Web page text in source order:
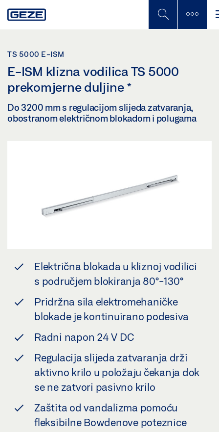
to
TS 5000 E-ISM
E-ISM klizna vodilica TS 5000
prekomjerne duljine *
Do 3200 mm s regulacijom slijeda zatvaranja,
obostranom električnom blokadom i polugama
Električna blokada u kliznoj vodilici
s područjem blokiranja 80°-130°
Pridržna sila elektromehaničke
blokade je kontinuirano podesiva
Radni napon 24 V DC
Regulacija slijeda zatvaranja drži
aktivno krilo u položaju čekanja dok
se ne zatvori pasivno krilo
Zaštita od vandalizma pomoću
fleksibilne Bowdenove poteznice